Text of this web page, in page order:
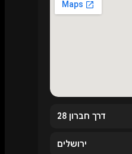
דרך חברון 28
ירושלים